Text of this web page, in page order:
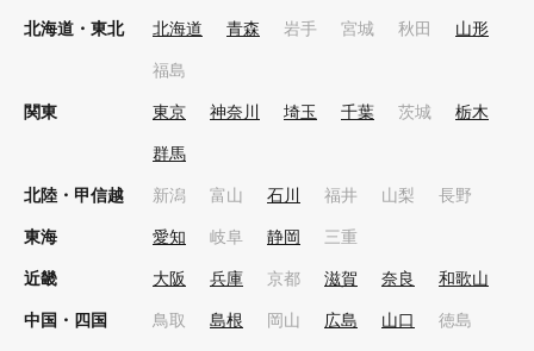
北海道・東北 北海道 青森 岩手 宮城 秋田 山形
福島
関東 東京 神奈川 埼玉 千葉 茨城 栃木
群馬
北陸・甲信越 新潟 富山 石川 福井 山梨 長野
東海 愛知 岐阜 静岡 三重
近畿 大阪 兵庫 京都 滋賀 奈良 和歌山
中国・四国 鳥取 島根 岡山 広島 山口 徳島